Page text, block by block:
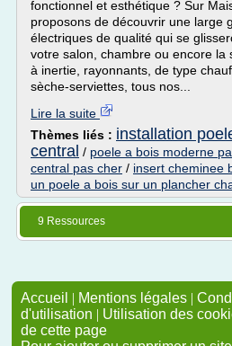
fonctionnel et esthétique ? Sur
proposons de découvrir une large
électriques de qualité qui se
votre salon, chambre ou encore la
à inertie, rayonnants, de type
sèche-serviettes, tous nos...
Lire la suite
Thèmes liés : installation
central / poele a bois moderne
central pas cher / insert cheminee
un poele a bois sur un plancher
9 Ressources
Accueil | Mentions légales |
d'utilisation | Utilisation des
de cette page